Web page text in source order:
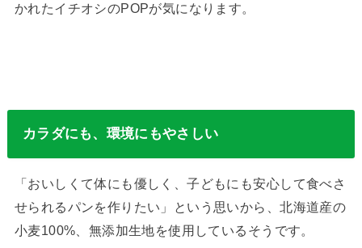
かれたイチオシのPOPが気になります。
カラダにも、環境にもやさしい
「おいしくて体にも優しく、子どもにも安心して食べさ
せられるパンを作りたい」という思いから、北海道産の
小麦100%、無添加生地を使用しているそうです。